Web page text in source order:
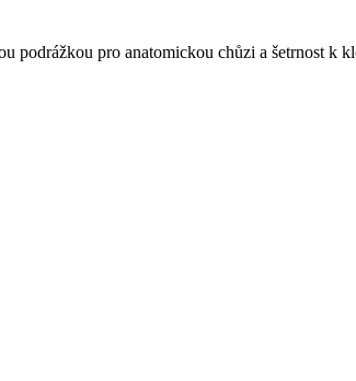
podrážkou pro anatomickou chůzi a šetrnost k